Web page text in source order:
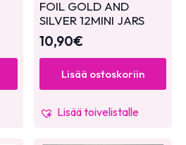
FOIL GOLD AND
SILVER 12MINI JARS
10,90€
Lisää ostoskoriin
Lisää toivelistalle